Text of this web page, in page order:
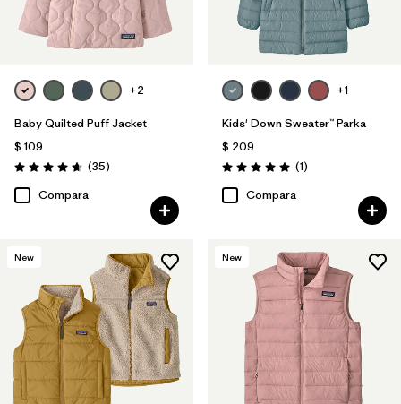
+2
Baby Quilted Puff Jacket
$ 109
Valoración: 4.7 / 5
(35Comentarios
)
Compara
+1
Kids' Down Sweater™ Parka
$ 209
Valoración: 5.0 / 5
(1Comentarios
)
Compara
New New